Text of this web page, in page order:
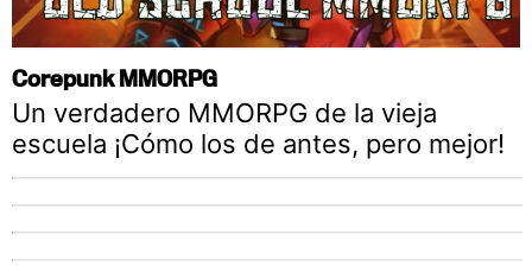
Corepunk MMORPG
Un verdadero MMORPG de la vieja
escuela ¡Cómo los de antes, pero mejor!